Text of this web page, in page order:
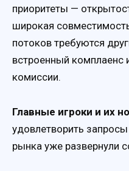
приоритеты —
широкая
потоков требуются
встроенный комплаенс
комиссии.
Главные игроки и их
удовлетворить
рынка уже развернули